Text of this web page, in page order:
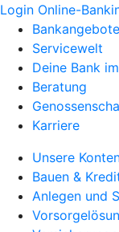
Login Online-
Servicewelt
Deine Bank
Beratung
Karriere
Unsere
Bauen &
Anlegen und